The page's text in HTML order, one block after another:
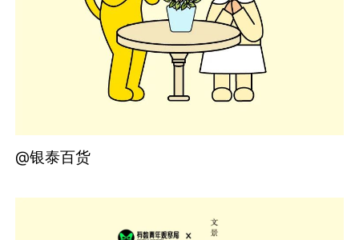
@银泰百货